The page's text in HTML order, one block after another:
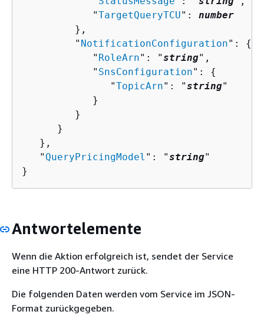
            "
TargetQueryTCU": number
         },
         "
NotificationConfiguration": {
            "
RoleArn": "string",
            "
SnsConfiguration": {
               "
TopicArn": "string"
            }
         }
      }
   },
   "
QueryPricingModel ": "string"
}
Antwortelemente
Wenn die Aktion erfolgreich ist, sendet der Service
eine HTTP 200-Antwort zurück.
Die folgenden Daten werden vom Service im JSON-
Format zurückgegeben.